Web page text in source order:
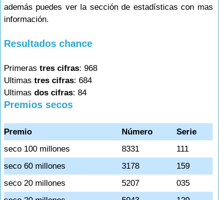
además puedes ver la sección de estadísticas con mas
información.
Resultados chance
Primeras tres cifras: 968
Ultimas tres cifras: 684
Ultimas dos cifras: 84
Premios secos
Premio Número
Serie
seco 100 millones
8331
111
seco 60 millones
3178
159
seco 20 millones
5207
035